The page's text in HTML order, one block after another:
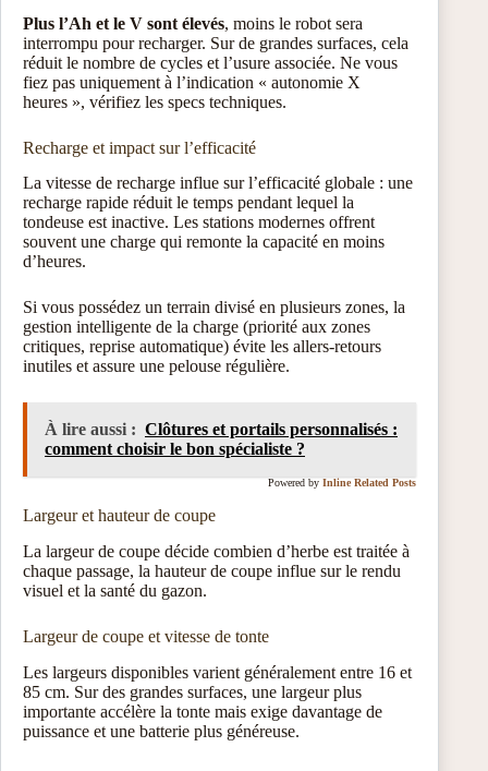
Plus l’Ah et le V sont élevés, moins le robot sera
interrompu pour recharger. Sur de grandes surfaces, cela
réduit le nombre de cycles et l’usure associée. Ne vous
fiez pas uniquement à l’indication « autonomie X
heures », vérifiez les specs techniques.
Recharge et impact sur l’efficacité
La vitesse de recharge influe sur l’efficacité globale : une
recharge rapide réduit le temps pendant lequel la
tondeuse est inactive. Les stations modernes offrent
souvent une charge qui remonte la capacité en moins
d’heures.
Si vous possédez un terrain divisé en plusieurs zones, la
gestion intelligente de la charge (priorité aux zones
critiques, reprise automatique) évite les allers-retours
inutiles et assure une pelouse régulière.
À lire aussi : Clôtures et portails personnalisés :
comment choisir le bon spécialiste ?
Powered by Inline Related Posts
Largeur et hauteur de coupe
La largeur de coupe décide combien d’herbe est traitée à
chaque passage, la hauteur de coupe influe sur le rendu
visuel et la santé du gazon.
Largeur de coupe et vitesse de tonte
Les largeurs disponibles varient généralement entre 16 et
85 cm. Sur des grandes surfaces, une largeur plus
importante accélère la tonte mais exige davantage de
puissance et une batterie plus généreuse.